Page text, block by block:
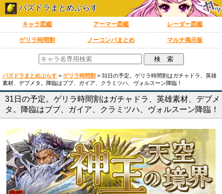
パズドラまとめぷらす
キャラ図鑑 アーマー図鑑 レーダー図鑑
ゲリラ時間割 ノーコンパまとめ マルチ掲示板
パズドラまとめぷらす > ゲリラ時間割 > 31日の予定。ゲリラ時間割はガチャドラ、英雄
素材、デブメタ。降臨はブブ、ガイア、クラミツハ、ヴォルスーン降臨！
31日の予定。ゲリラ時間割はガチャドラ、英雄素材、デブメ
タ。降臨はブブ、ガイア、クラミツハ、ヴォルスーン降臨！